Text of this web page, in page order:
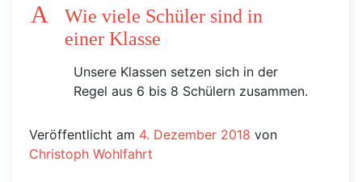
A
Wie viele Schüler sind in
einer Klasse
Unsere Klassen setzen sich in der
Regel aus 6 bis 8 Schülern zusammen.
Veröffentlicht am 4. Dezember 2018 von
Christoph Wohlfahrt